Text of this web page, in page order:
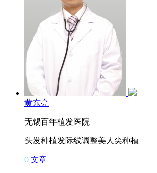
黄东亮
无锡百年植发医院
头发种植发际线调整美人尖种植
0 文章